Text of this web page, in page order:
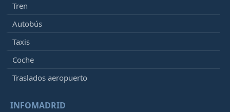
Tren
Autobús
Taxis
Coche
Traslados aeropuerto
INFOMADRID